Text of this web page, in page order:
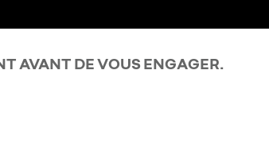
AVANT DE VOUS ENGAGER.